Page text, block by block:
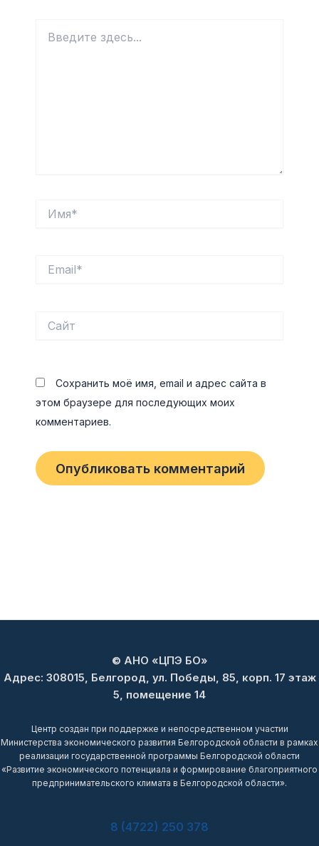
здесь...
Сохранить моё имя, email и адрес сайта в
этом браузере для последующих моих
комментариев.
© АНО «ЦПЭ БО»
Адрес: 308015, Белгород, ул. Победы, 85, корп. 17 этаж
5, помещение 14
Центр создан при поддержке и непосредственном участии
Министерства экономического развития Белгородской области в рамках
реализации государственной программы Белгородской области
«Развитие экономического потенциала и формирование благоприятного
предпринимательского климата в Белгородской области».
8 (4722) 250 378